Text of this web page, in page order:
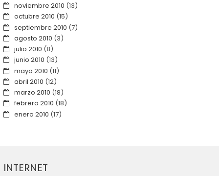
noviembre 2010 (13)
octubre 2010 (15)
septiembre 2010 (7)
agosto 2010 (3)
julio 2010 (8)
junio 2010 (13)
mayo 2010 (11)
abril 2010 (12)
marzo 2010 (18)
febrero 2010 (18)
enero 2010 (17)
INTERNET